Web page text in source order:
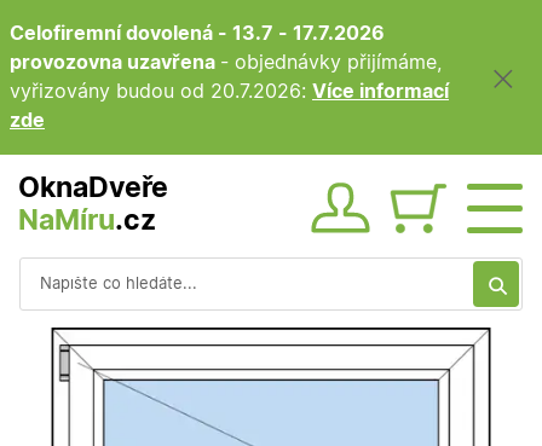
Celofiremní dovolená - 13.7 - 17.7.2026
provozovna uzavřena - objednávky přijímáme,
vyřizovány budou od 20.7.2026: Více informací
zde
OknaDveře
NaMíru.cz Obsah
Vyhledávání